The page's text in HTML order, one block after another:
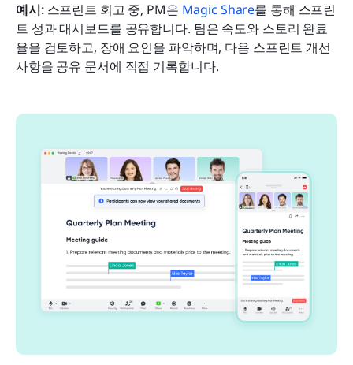
예시: 스프린트 회고 중, PM은 Magic Share를 통해 스프린
트 성과 대시보드를 공유합니다. 팀은 속도와 스토리 완료
율을 검토하고, 장애 요인을 파악하며, 다음 스프린트 개선
사항을 공유 문서에 직접 기록합니다.